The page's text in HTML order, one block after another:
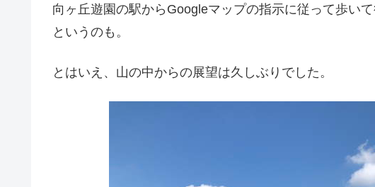
向ヶ丘遊園の駅からGoogleマップの指示に従って歩い
というのも。
とはいえ、山の中からの展望は久しぶりでした。